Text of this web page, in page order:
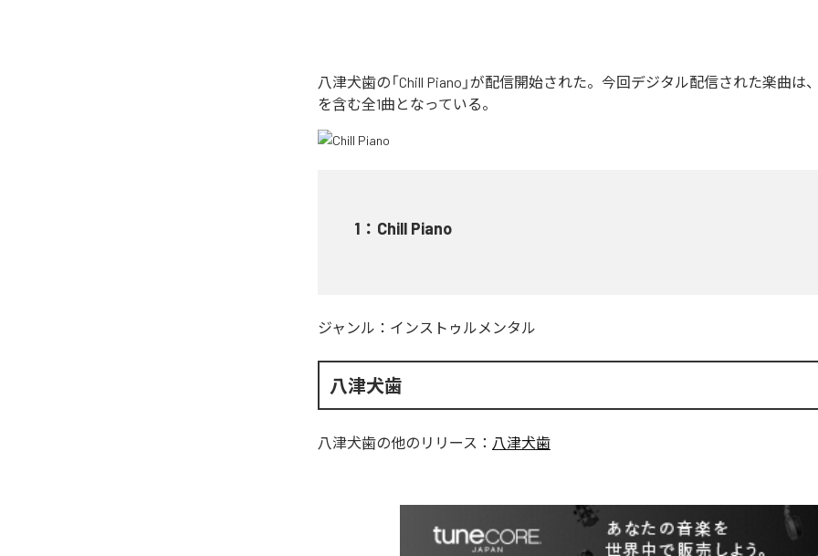
八津犬歯の「Chill Piano」が配信開始された。今回デジタル配信された楽曲は、
を含む全1曲となっている。
1 ： Chill Piano
ジャンル： インストゥルメンタル
八津犬歯
八津犬歯の他のリリース： 八津犬歯